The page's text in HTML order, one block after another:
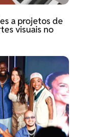
a projetos de
visuais no